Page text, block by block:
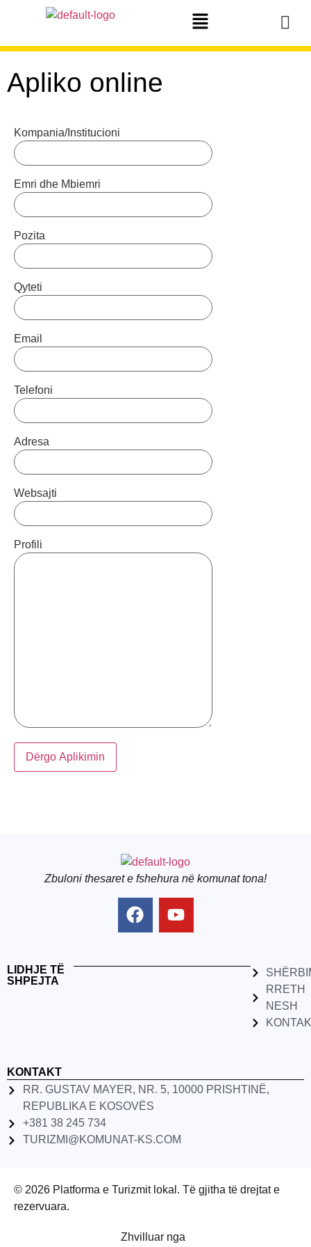
Apliko online
Kompania/Institucioni
Emri dhe Mbiemri
Pozita
Qyteti
Email
Telefoni
Adresa
Websajti
Profili
Zbuloni thesaret e fshehura në komunat tona!
LIDHJE TË
SHPEJTA
RRETH
NESH
KONTAKT
RR. GUSTAV MAYER, NR. 5, 10000 PRISHTINË,
REPUBLIKA E KOSOVËS
+381 38 245 734
TURIZMI@KOMUNAT-KS.COM
© 2026 Platforma e Turizmit lokal. Të gjitha të drejtat e
rezervuara.
Zhvilluar nga